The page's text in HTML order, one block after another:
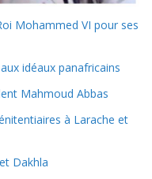
Mohammed VI pour ses
idéaux panafricains
Mahmoud Abbas
à Larache et
Dakhla